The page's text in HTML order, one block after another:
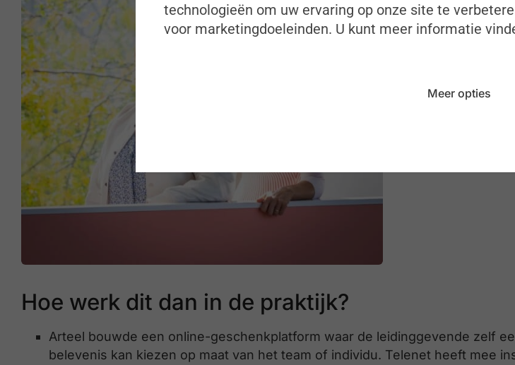
Hoe werk dit dan in de praktijk?
Arteel bouwde een online-geschenkplatform waar de leidinggevende zelf
belevenis kan kiezen op maat van het team of individu. Telenet heeft mee
technologieën om uw ervaring op onze site te
voor marketingdoeleinden. U kunt meer informatie
Meer opties